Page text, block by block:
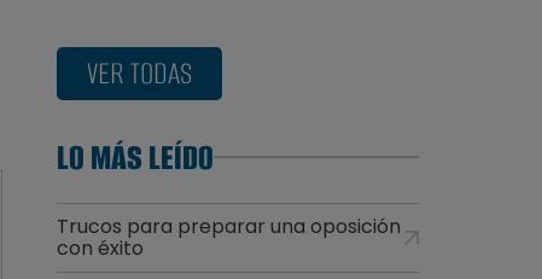
VER TODAS
LO MÁS LEÍDO
Trucos para preparar una oposición
con éxito